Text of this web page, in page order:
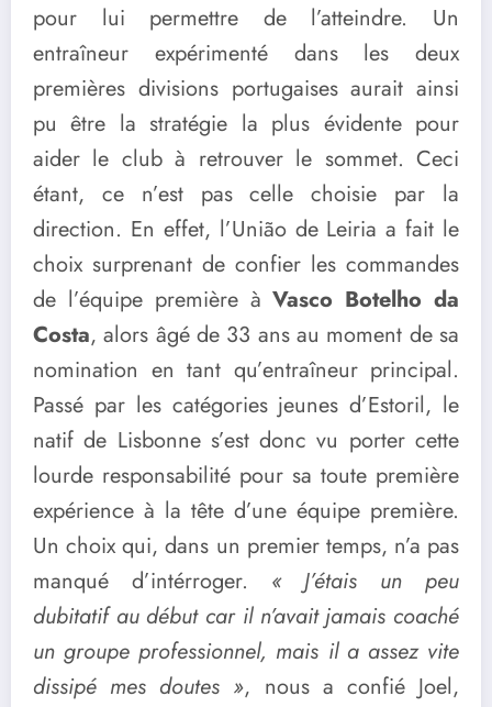
pour lui permettre de l’atteindre. Un
entraîneur expérimenté dans les deux
premières divisions portugaises aurait ainsi
pu être la stratégie la plus évidente pour
aider le club à retrouver le sommet. Ceci
étant, ce n’est pas celle choisie par la
direction. En effet, l’União de Leiria a fait le
choix surprenant de confier les commandes
de l’équipe première à Vasco Botelho da
Costa, alors âgé de 33 ans au moment de sa
nomination en tant qu’entraîneur principal.
Passé par les catégories jeunes d’Estoril, le
natif de Lisbonne s’est donc vu porter cette
lourde responsabilité pour sa toute première
expérience à la tête d’une équipe première.
Un choix qui, dans un premier temps, n’a pas
manqué d’intérroger. « J’étais un peu
dubitatif au début car il n’avait jamais coaché
un groupe professionnel, mais il a assez vite
dissipé mes doutes », nous a confié Joel,